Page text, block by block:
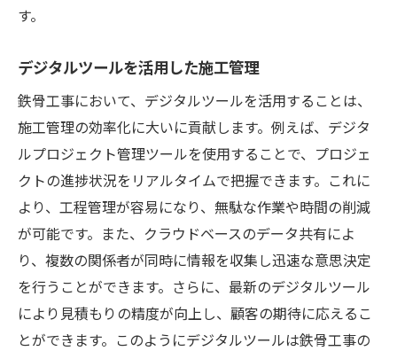
す。
デジタルツールを活用した施工管理
鉄骨工事において、デジタルツールを活用することは、
施工管理の効率化に大いに貢献します。例えば、デジタ
ルプロジェクト管理ツールを使用することで、プロジェ
クトの進捗状況をリアルタイムで把握できます。これに
より、工程管理が容易になり、無駄な作業や時間の削減
が可能です。また、クラウドベースのデータ共有によ
り、複数の関係者が同時に情報を収集し迅速な意思決定
を行うことができます。さらに、最新のデジタルツール
により見積もりの精度が向上し、顧客の期待に応えるこ
とができます。このようにデジタルツールは鉄骨工事の